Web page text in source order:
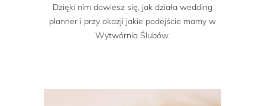
Dzięki nim dowiesz się, jak działa wedding
planner i przy okazji jakie podejście mamy w
Wytwórnia Ślubów.